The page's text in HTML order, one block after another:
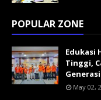
POPULAR ZONE
Edukasi
Tinggi,
May 02,